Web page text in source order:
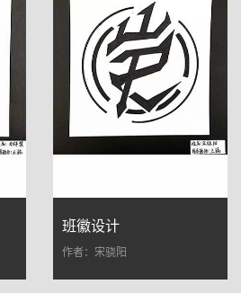
班徽设计
作者：宋骁阳